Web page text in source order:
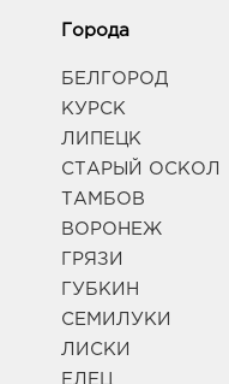
Города
БЕЛГОРОД
КУРСК
ЛИПЕЦК
СТАРЫЙ ОСКОЛ
ТАМБОВ
ВОРОНЕЖ
ГРЯЗИ
ГУБКИН
СЕМИЛУКИ
ЛИСКИ
ЕЛЕЦ